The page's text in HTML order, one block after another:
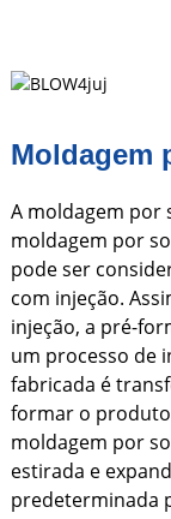
Moldagem
A moldagem por
moldagem por
pode ser
com injeção.
injeção, a pré-
um processo de
fabricada é
formar o
moldagem por
estirada e
predeterminada